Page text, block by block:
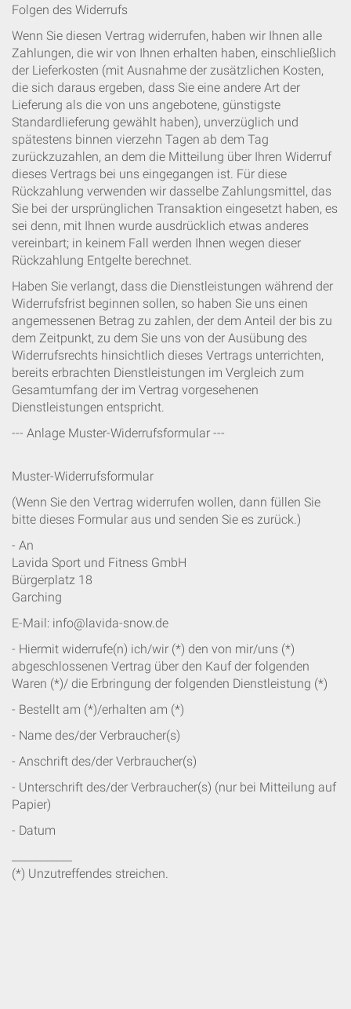
Folgen des Widerrufs
Wenn Sie diesen Vertrag widerrufen, haben wir Ihnen alle
Zahlungen, die wir von Ihnen erhalten haben, einschließlich
der Lieferkosten (mit Ausnahme der zusätzlichen Kosten,
die sich daraus ergeben, dass Sie eine andere Art der
Lieferung als die von uns angebotene, günstigste
Standardlieferung gewählt haben), unverzüglich und
spätestens binnen vierzehn Tagen ab dem Tag
zurückzuzahlen, an dem die Mitteilung über Ihren Widerruf
dieses Vertrags bei uns eingegangen ist. Für diese
Rückzahlung verwenden wir dasselbe Zahlungsmittel, das
Sie bei der ursprünglichen Transaktion eingesetzt haben, es
sei denn, mit Ihnen wurde ausdrücklich etwas anderes
vereinbart; in keinem Fall werden Ihnen wegen dieser
Rückzahlung Entgelte berechnet.
Haben Sie verlangt, dass die Dienstleistungen während der
Widerrufsfrist beginnen sollen, so haben Sie uns einen
angemessenen Betrag zu zahlen, der dem Anteil der bis zu
dem Zeitpunkt, zu dem Sie uns von der Ausübung des
Widerrufsrechts hinsichtlich dieses Vertrags unterrichten,
bereits erbrachten Dienstleistungen im Vergleich zum
Gesamtumfang der im Vertrag vorgesehenen
Dienstleistungen entspricht.
--- Anlage Muster-Widerrufsformular ---
Muster-Widerrufsformular
(Wenn Sie den Vertrag widerrufen wollen, dann füllen Sie
bitte dieses Formular aus und senden Sie es zurück.)
- An
Lavida Sport und Fitness GmbH
Bürgerplatz 18
Garching
E-Mail: info@lavida-snow.de
- Hiermit widerrufe(n) ich/wir (*) den von mir/uns (*)
abgeschlossenen Vertrag über den Kauf der folgenden
Waren (*)/ die Erbringung der folgenden Dienstleistung (*)
- Bestellt am (*)/erhalten am (*)
- Name des/der Verbraucher(s)
- Anschrift des/der Verbraucher(s)
- Unterschrift des/der Verbraucher(s) (nur bei Mitteilung auf
Papier)
- Datum
(*) Unzutreffendes streichen.